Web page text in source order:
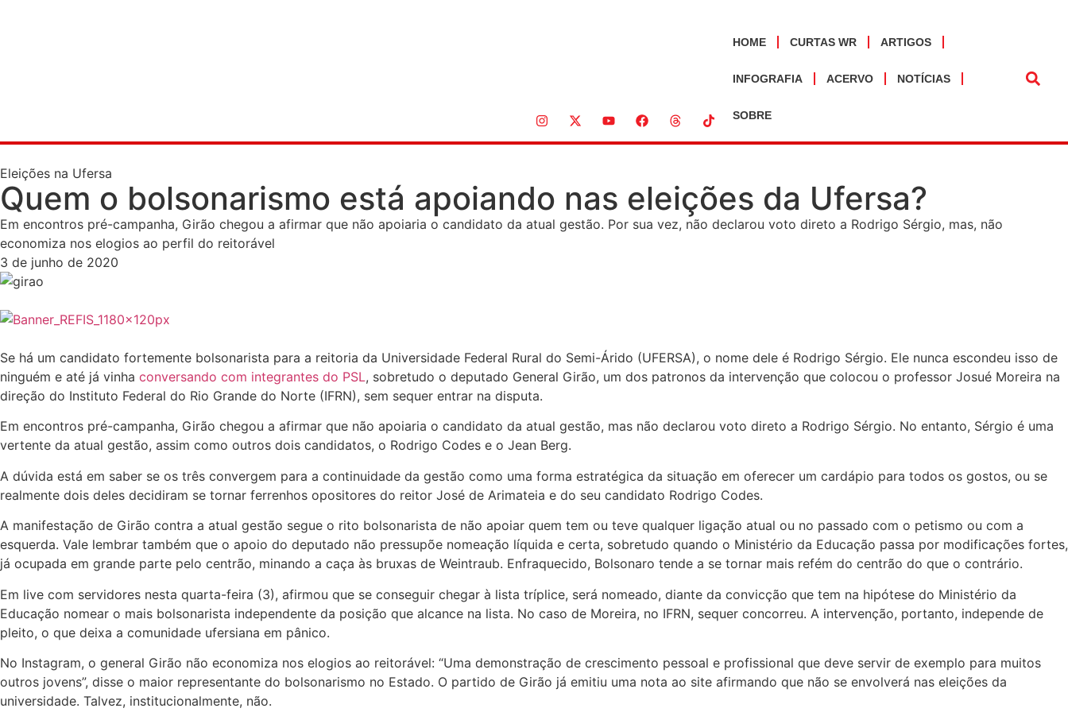
HOME CURTAS WR ARTIGOS
INFOGRAFIA ACERVO NOTÍCIAS
SOBRE
Eleições na Ufersa
Quem o bolsonarismo está apoiando nas eleições da Ufersa?
Em encontros pré-campanha, Girão chegou a afirmar que não apoiaria o candidato da atual gestão. Por sua vez, não declarou voto direto a Rodrigo Sérgio, mas, não
economiza nos elogios ao perfil do reitorável
3 de junho de 2020
Se há um candidato fortemente bolsonarista para a reitoria da Universidade Federal Rural do Semi-Árido (UFERSA), o nome dele é Rodrigo Sérgio. Ele nunca escondeu isso de
ninguém e até já vinha conversando com integrantes do PSL, sobretudo o deputado General Girão, um dos patronos da intervenção que colocou o professor Josué Moreira na
direção do Instituto Federal do Rio Grande do Norte (IFRN), sem sequer entrar na disputa.
Em encontros pré-campanha, Girão chegou a afirmar que não apoiaria o candidato da atual gestão, mas não declarou voto direto a Rodrigo Sérgio. No entanto, Sérgio é uma
vertente da atual gestão, assim como outros dois candidatos, o Rodrigo Codes e o Jean Berg.
A dúvida está em saber se os três convergem para a continuidade da gestão como uma forma estratégica da situação em oferecer um cardápio para todos os gostos, ou se
realmente dois deles decidiram se tornar ferrenhos opositores do reitor José de Arimateia e do seu candidato Rodrigo Codes.
A manifestação de Girão contra a atual gestão segue o rito bolsonarista de não apoiar quem tem ou teve qualquer ligação atual ou no passado com o petismo ou com a
esquerda. Vale lembrar também que o apoio do deputado não pressupõe nomeação líquida e certa, sobretudo quando o Ministério da Educação passa por modificações fortes,
já ocupada em grande parte pelo centrão, minando a caça às bruxas de Weintraub. Enfraquecido, Bolsonaro tende a se tornar mais refém do centrão do que o contrário.
Em live com servidores nesta quarta-feira (3), afirmou que se conseguir chegar à lista tríplice, será nomeado, diante da convicção que tem na hipótese do Ministério da
Educação nomear o mais bolsonarista independente da posição que alcance na lista. No caso de Moreira, no IFRN, sequer concorreu. A intervenção, portanto, independe de
pleito, o que deixa a comunidade ufersiana em pânico.
No Instagram, o general Girão não economiza nos elogios ao reitorável: “Uma demonstração de crescimento pessoal e profissional que deve servir de exemplo para muitos
outros jovens”, disse o maior representante do bolsonarismo no Estado. O partido de Girão já emitiu uma nota ao site afirmando que não se envolverá nas eleições da
universidade. Talvez, institucionalmente, não.